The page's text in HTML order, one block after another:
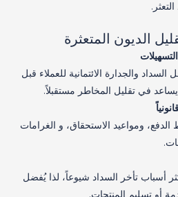
الديون المتعثرة
والجدارة الائتمانية للعملاء قبل
في تقليل المخاطر مستقبلاً.
ومواعيد الاستحقاق، و الغرامات
أسباب تأخر السداد شيوعاً، لذا يُفضل
أو تسليم المنتجات.